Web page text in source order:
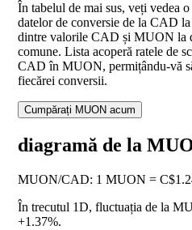
În tabelul de mai sus, veți vedea
datelor de conversie de la CAD
dintre valorile CAD și MUON la
comune. Lista acoperă ratele de
CAD în MUON, permițându-vă
fiecărei conversii.
Cumpărați MUON acum
diagramă de la
MUON/CAD: 1 MUON =
În trecutul 1D, fluctuația de la
+1.37%.